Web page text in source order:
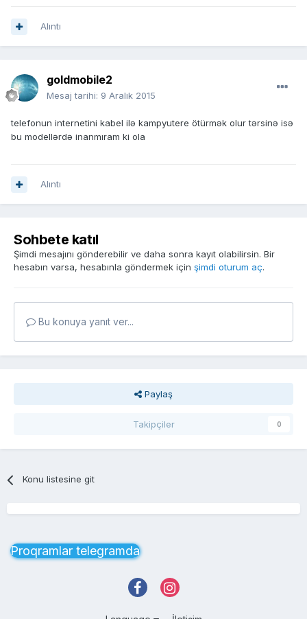
Alıntı
goldmobile2
Mesaj tarihi: 9 Aralık 2015
telefonun internetini kabel ilə kampyutere ötürmək olur tərsinə isə
bu modellərdə inanmıram ki ola
Alıntı
Sohbete katıl
Şimdi mesajını gönderebilir ve daha sonra kayıt olabilirsin. Bir
hesabın varsa, hesabınla göndermek için şimdi oturum aç.
Bu konuya yanıt ver...
Paylaş
Takipçiler 0
Konu listesine git
Proqramlar telegramda